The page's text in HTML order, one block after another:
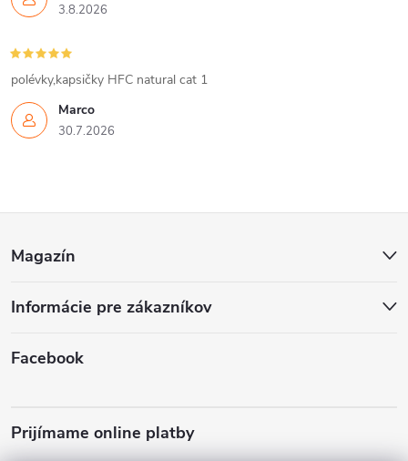
u
3.8.2026
Marco
30.7.2026
polévky,kapsičky HFC natural cat 1
p
ä
Magazín
Informácie pre zákazníkov
Facebook
Prijímame online platby